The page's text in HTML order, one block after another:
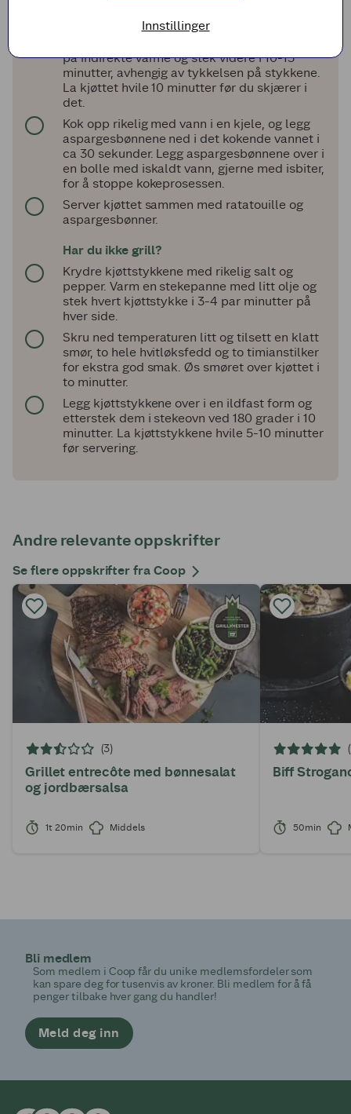
en fin stekeskorpe.
på indirekte varme og stek videre i 10-15
minutter, avhengig av tykkelsen på stykkene.
La kjøttet hvile 10 minutter før du skjærer i
det.
Kok opp rikelig med vann i en kjele, og legg
aspargesbønnene ned i det kokende vannet i
ca 30 sekunder. Legg aspargesbønnene over i
en bolle med iskaldt vann, gjerne med isbiter,
for å stoppe kokeprosessen.
Server kjøttet sammen med ratatouille og
aspargesbønner.
Har du ikke grill?
Krydre kjøttstykkene med rikelig salt og
pepper. Varm en stekepanne med litt olje og
stek hvert kjøttstykke i 3-4 par minutter på
hver side.
Skru ned temperaturen litt og tilsett en klatt
smør, to hele hvitløksfedd og to timianstilker
for ekstra god smak. Øs smøret over kjøttet i
to minutter.
Legg kjøttstykkene over i en ildfast form og
etterstek dem i stekeovn ved 180 grader i 10
minutter. La kjøttstykkene hvile 5-10 minutter
før servering.
Andre relevante oppskrifter
Se flere oppskrifter fra Coop
(3)
Grillet entrecôte med bønnesalat
og jordbærsalsa
1t 20min Middels
Biff
50min
Bli medlem
Som medlem i Coop får du unike medlemsfordeler som
kan spare deg for tusenvis av kroner. Bli medlem for å få
penger tilbake hver gang du handler!
Meld deg inn
Innstillinger